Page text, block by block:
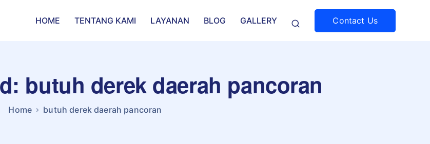
HOME TENTANG KAMI LAYANAN BLOG GALLERY Contact Us
butuh derek daerah pancoran
Home butuh derek daerah pancoran